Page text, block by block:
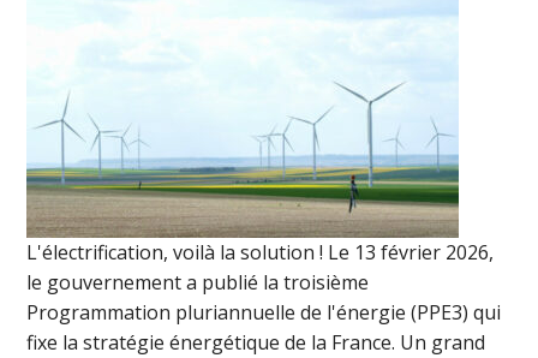
L'électrification, voilà la solution ! Le 13 février 2026,
le gouvernement a publié la troisième
Programmation pluriannuelle de l'énergie (PPE3) qui
fixe la stratégie énergétique de la France. Un grand